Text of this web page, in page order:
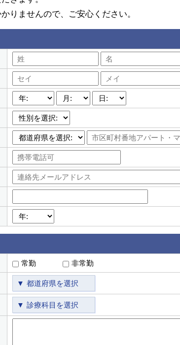
りませんので、ご安心ください。
常勤 非常勤
都道府県を選択
診療科目を選択